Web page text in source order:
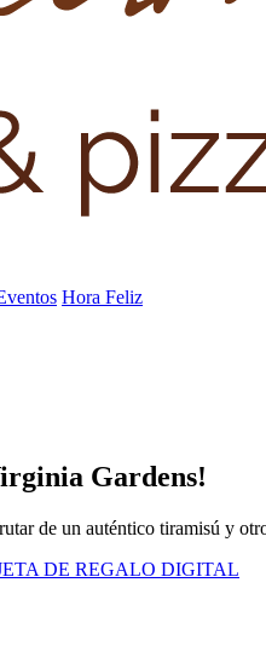
Hora Feliz
Gardens!
de un auténtico tiramisú y
DE REGALO DIGITAL